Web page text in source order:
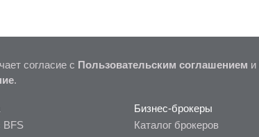
согласие с Пользовательским соглашением и
.
BFS
Бизнес-брокеры
Каталог брокеров